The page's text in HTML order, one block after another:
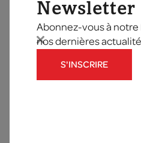
Newsletter
Abonnez-vous à
nos dernières
S'INSCRIRE